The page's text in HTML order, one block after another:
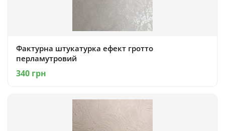
Фактурна штукатурка ефект гротто
перламутровий
340 грн